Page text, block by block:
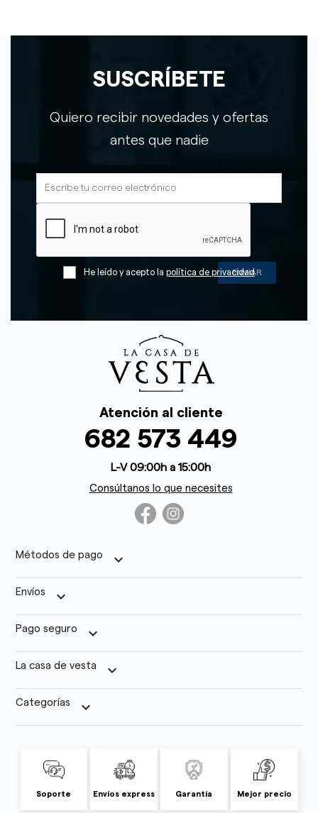
SUSCRÍBETE
Quiero recibir novedades y ofertas
antes que nadie
He leído y acepto la política de privacidad
Atención al cliente
682 573 449
L-V 09:00h a 15:00h
Consúltanos lo que necesites
Métodos de pago keyboard_arrow_down
Envíos keyboard_arrow_down
Pago seguro keyboard_arrow_down
La casa de vesta keyboard_arrow_down
Categorías keyboard_arrow_down
Soporte Envíos express Garantía Mejor precio